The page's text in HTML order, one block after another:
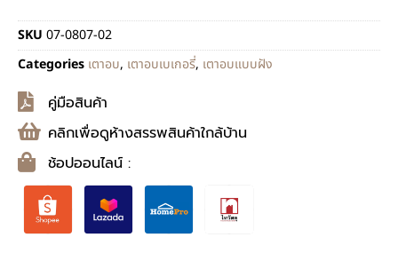
SKU 07-0807-02
Categories เตาอบ, เตาอบเบเกอรี่, เตาอบแบบฝัง
คู่มือสินค้า
คลิกเพื่อดูห้างสรรพสินค้าใกล้บ้าน
ช้อปออนไลน์ :